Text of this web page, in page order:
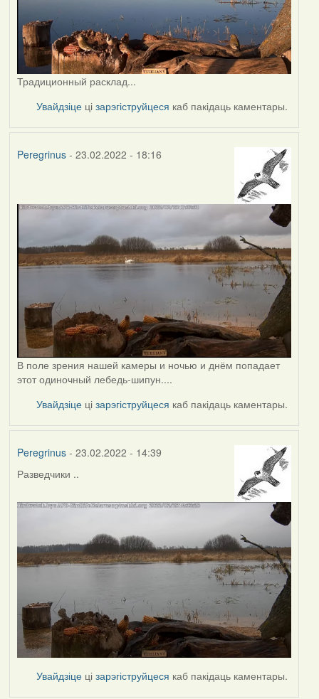
Традиционный расклад...
Увайдзіце цізарэгіструйцеся каб пакідаць каментары.
Peregrinus- 23.02.2022 - 18:16
В поле зрения нашей камеры и ночью и днём попадает
этот одиночный лебедь-шипун....
Увайдзіце цізарэгіструйцеся каб пакідаць каментары.
Peregrinus- 23.02.2022 - 14:39
Разведчики ..
Увайдзіце цізарэгіструйцеся каб пакідаць каментары.